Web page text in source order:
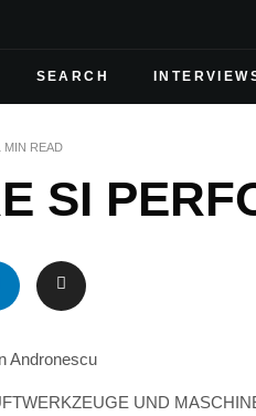
SEARCH
MIN READ
SI
Andronescu
UND